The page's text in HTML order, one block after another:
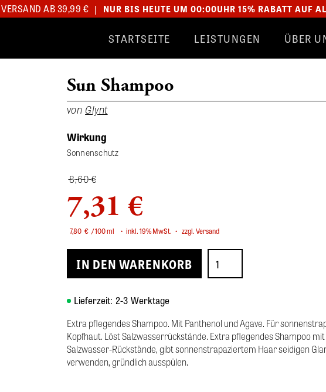
VERSAND AB 39,99 € | NUR BIS HEUTE UM 00:00UHR 15% RABATT AUF
STARTSEITE LEISTUNGEN ÜBER
TEAM
Sun Shampoo
von Glynt
Wirkung
Sonnenschutz
8,60 €
7,31 €
7,80 € / 100 ml • inkl. 19% MwSt. • zzgl. Versand
Lieferzeit: 2-3 Werktage
Extra pflegendes Shampoo. Mit Panthenol und Agave. Für
Kopfhaut. Löst Salzwasserrückstände. Extra pflegendes Shampoo
Salzwasser-Rückstände, gibt sonnenstrapaziertem Haar seidigen
verwenden, gründlich ausspülen.